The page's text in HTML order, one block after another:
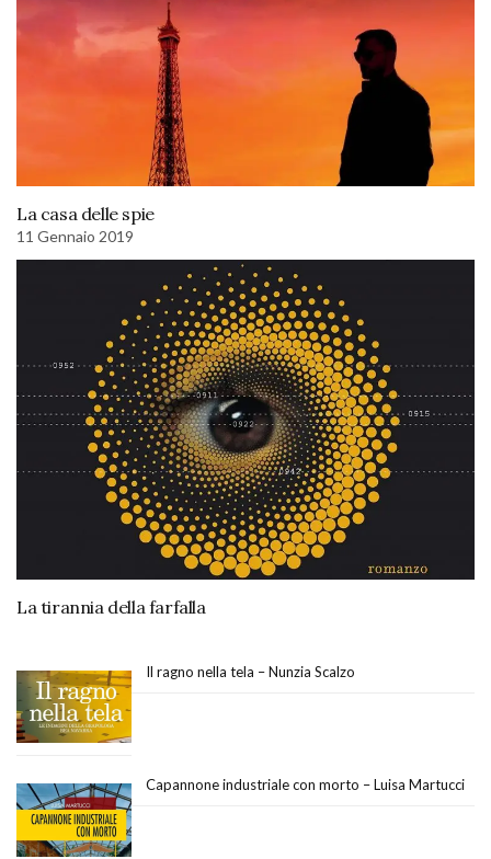
La casa delle spie
11 Gennaio 2019
La tirannia della farfalla
Il ragno nella tela – Nunzia Scalzo
Capannone industriale con morto – Luisa Martucci